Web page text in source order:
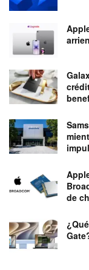
de